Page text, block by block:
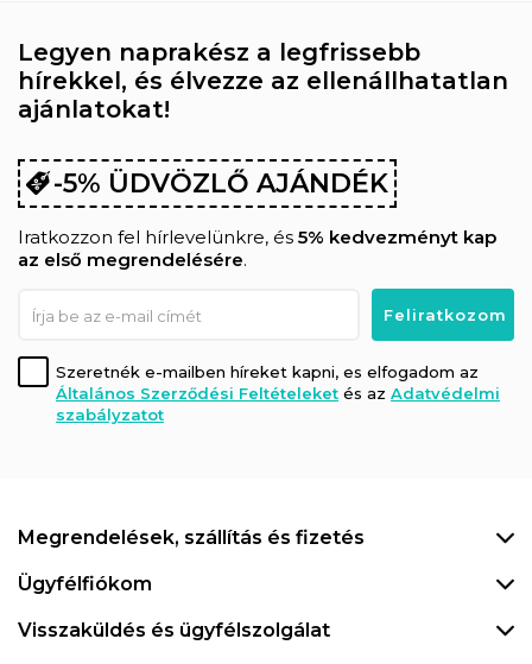
Legyen naprakész a legfrissebb
hírekkel, és élvezze az ellenállhatatlan
ajánlatokat!
-5% ÜDVÖZLŐ AJÁNDÉK
Iratkozzon fel hírlevelünkre, és 5% kedvezményt kap
az első megrendelésére.
Szeretnék e-mailben híreket kapni, es elfogadom az
Általános Szerződési Feltételeket és az Adatvédelmi
szabályzatot
Megrendelések, szállítás és fizetés
Ügyfélfiókom
Visszaküldés és ügyfélszolgálat